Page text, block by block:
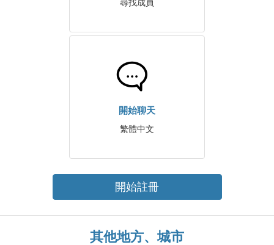
尋找成員
開始聊天
繁體中文
開始註冊
其他地方、城市